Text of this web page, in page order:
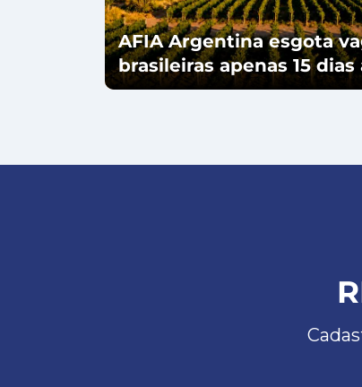
AFIA Argentina esgota
brasileiras apenas 15